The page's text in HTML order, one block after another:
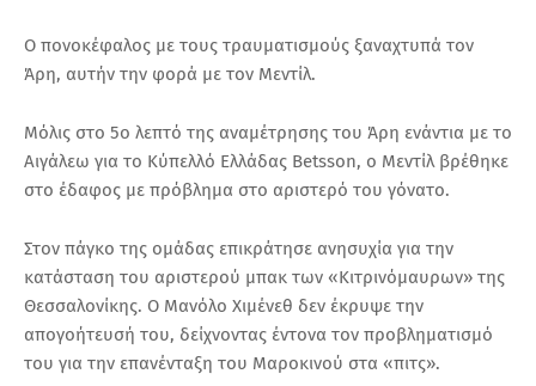
Ο πονοκέφαλος με τους τραυματισμούς ξαναχτυπά τον
Άρη, αυτήν την φορά με τον Μεντίλ.
Μόλις στο 5ο λεπτό της αναμέτρησης του Άρη ενάντια με το
Αιγάλεω για το Κύπελλό Ελλάδας Betsson, ο Μεντίλ βρέθηκε
στο έδαφος με πρόβλημα στο αριστερό του γόνατο.
Στον πάγκο της ομάδας επικράτησε ανησυχία για την
κατάσταση του αριστερού μπακ των «Κιτρινόμαυρων» της
Θεσσαλονίκης. Ο Μανόλο Χιμένεθ δεν έκρυψε την
απογοήτευσή του, δείχνοντας έντονα τον προβληματισμό
του για την επανένταξη του Μαροκινού στα «πιτς».